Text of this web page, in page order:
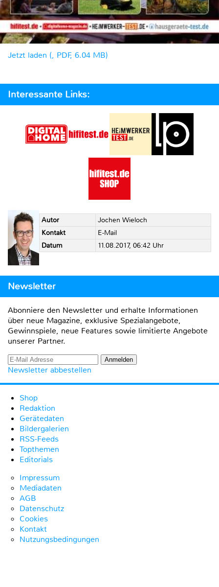
Jetzt laden (, PDF, 6.04 MB)
Interessante Links:
Autor
Jochen Wieloch
Kontakt
E-Mail
Datum
11.08.2017, 06:42 Uhr
Newsletter
Abonniere den Newsletter und erhalte Informationen
über neue Magazine, exklusive Spezialangebote,
Gewinnspiele, neue Features sowie limitierte Angebote
unserer Partner.
Newsletter abbestellen
Shop
Redaktion
Gerätedaten
Bildergalerien
RSS-Feeds
Topthemen
Editorials
Impressum
Mediadaten
AGB
Datenschutz
Cookies
Kontakt
Nutzungsbedingungen